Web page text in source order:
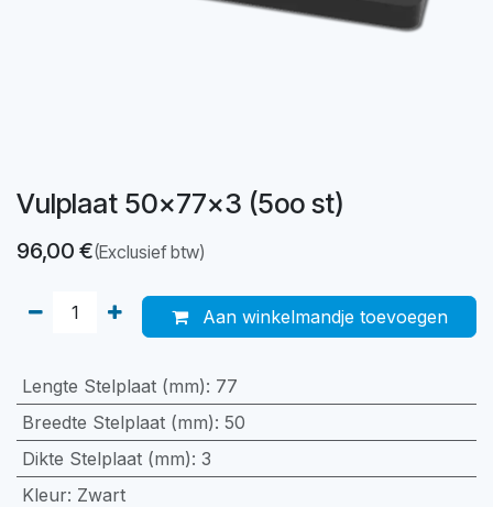
Vulplaat 50x77x3 (5oo st)
96,00 €(Exclusief btw)
Aan winkelmandje toevoegen
Lengte Stelplaat (mm): 77
Breedte Stelplaat (mm): 50
Dikte Stelplaat (mm): 3
Kleur: Zwart